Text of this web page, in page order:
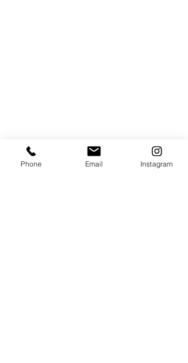
Phone Email Instagram